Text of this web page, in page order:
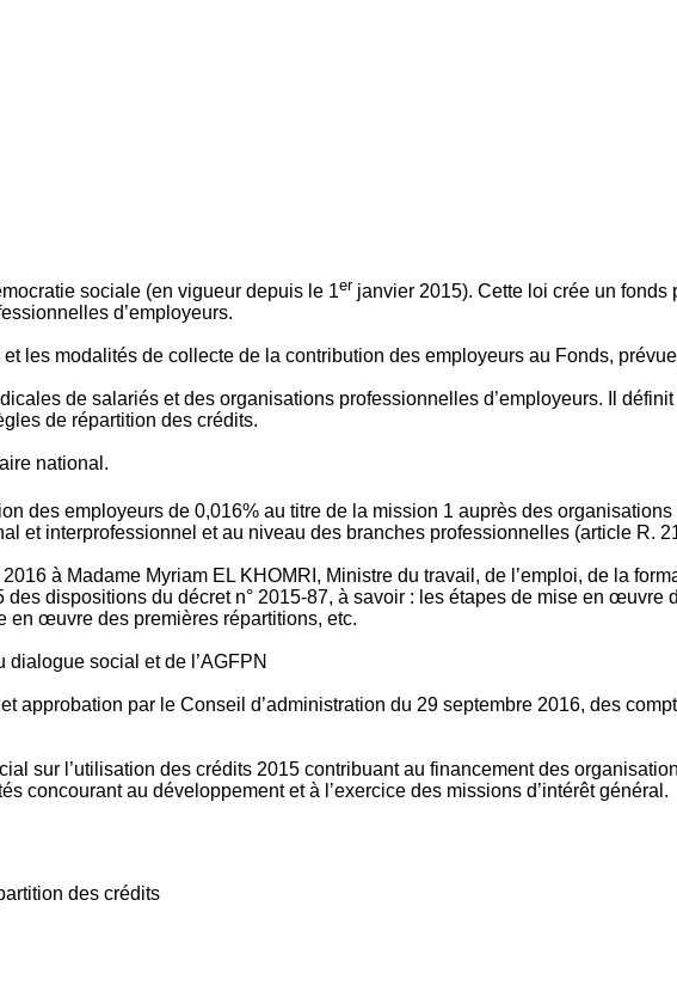
sociale (en vigueur depuis le 1er janvier 2015). Cette loi crée un
d’employeurs.
les modalités de collecte de la contribution des employeurs au Fonds,
de salariés et des organisations professionnelles d’employeurs. Il
de répartition des crédits.
national.
des employeurs de 0,016% au titre de la mission 1 auprès des
et interprofessionnel et au niveau des branches professionnelles (article R.
à Madame Myriam EL KHOMRI, Ministre du travail, de l’emploi, de la
dispositions du décret n° 2015-87, à savoir : les étapes de mise en œuvre
en œuvre des premières répartitions, etc.
social et de l’AGFPN
approbation par le Conseil d’administration du 29 septembre 2016, des
sur l’utilisation des crédits 2015 contribuant au financement des
concourant au développement et à l’exercice des missions d’intérêt général.
des crédits